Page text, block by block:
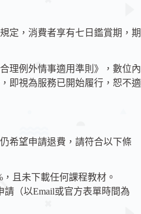
定，消費者享有七日鑑賞期，期
理例外情事適用準則》，數位內
即視為服務已開始履行，恕不適
希望申請退費，請符合以下條
且未下載任何課程教材。
請（以Email或官方表單時間為